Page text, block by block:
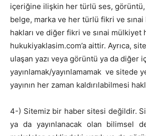
içeriğine ilişkin her türlü ses,
belge, marka ve her türlü fikri ve
hakları ve diğer fikri ve sınai mülkiyet
hukukiyaklasim.com’a aittir. Ayrıca,
ulaşan yazı veya görüntü ya da diğer
yayınlamak/yayınlamamak ve sitede
yayının her zaman kaldırılabilmesi
4-) Sitemiz bir haber sitesi değildir.
ya da yayınlanacak olan bilimsel